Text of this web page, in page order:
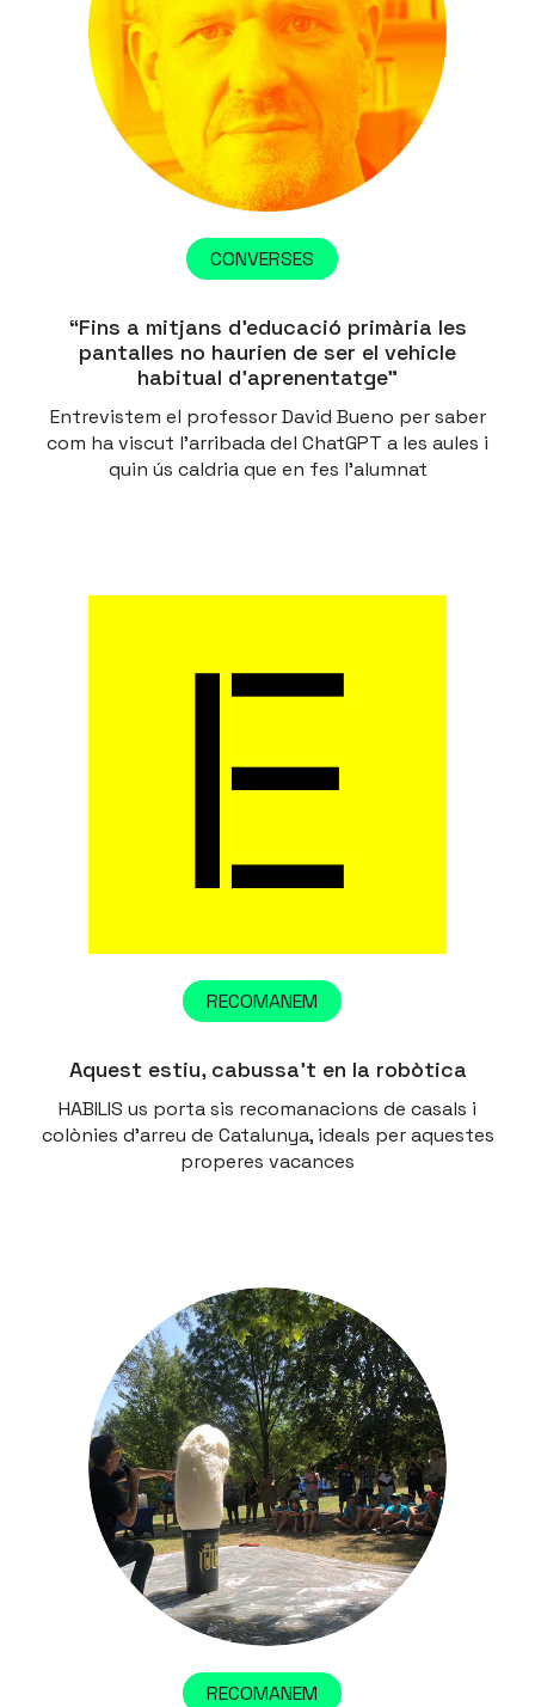
CONVERSES
“Fins a mitjans d’educació primària les
pantalles no haurien de ser el vehicle
habitual d’aprenentatge”
Entrevistem el professor David Bueno per saber
com ha viscut l’arribada del ChatGPT a les aules i
quin ús caldria que en fes l’alumnat
RECOMANEM
Aquest estiu, cabussa’t en la robòtica
HABILIS us porta sis recomanacions de casals i
colònies d'arreu de Catalunya, ideals per aquestes
properes vacances
RECOMANEM